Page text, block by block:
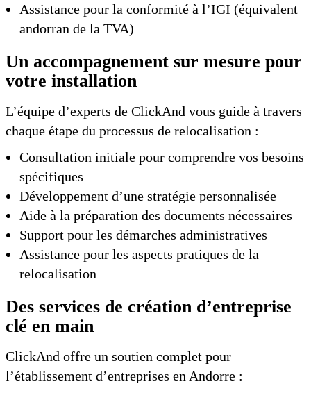
Assistance pour la conformité à l’IGI (équivalent
andorran de la TVA)
Un accompagnement sur mesure pour
votre installation
L’équipe d’experts de ClickAnd vous guide à travers
chaque étape du processus de relocalisation :
Consultation initiale pour comprendre vos besoins
spécifiques
Développement d’une stratégie personnalisée
Aide à la préparation des documents nécessaires
Support pour les démarches administratives
Assistance pour les aspects pratiques de la
relocalisation
Des services de création d’entreprise
clé en main
ClickAnd offre un soutien complet pour
l’établissement d’entreprises en Andorre :